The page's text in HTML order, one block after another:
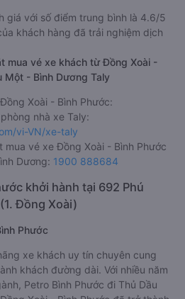
giá với số điểm trung bình là 4.6/5
khách hàng đã trải nghiệm dịch
mua vé xe khách từ Đồng Xoài -
Một - Bình Dương Taly
Xoài - Bình Phước:
nhà xe Taly:
vi-VN/xe-taly
mua vé xe Đồng Xoài - Bình Phước
Dương: 1900 888684
khởi hành tại 692 Phú
Đồng Xoài)
Phước
xe khách uy tín chuyên cung
khách đường dài. Với nhiều năm
Petro Bình Phước đi Thủ Dầu